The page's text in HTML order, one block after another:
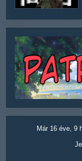
Már 16 éve, 9